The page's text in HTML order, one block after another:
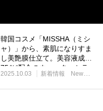
韓国コスメ「MISSHA（ミシ
ャ）」から、素肌になりすま
し美艶膜仕立て。美容液成分
75％*配合のウォーターセラ
ムデーション、誕生。
2025.10.03 新着情報 News